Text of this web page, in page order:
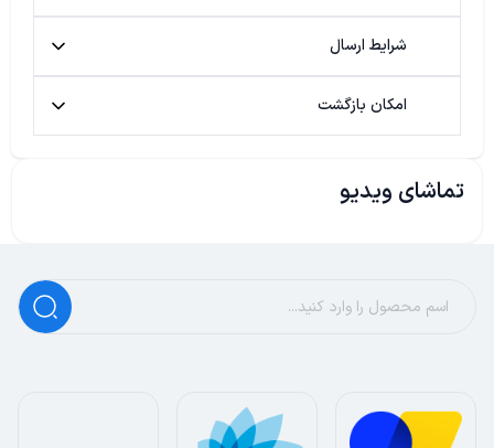
شرایط ارسال
امکان بازگشت
تماشای ویدیو